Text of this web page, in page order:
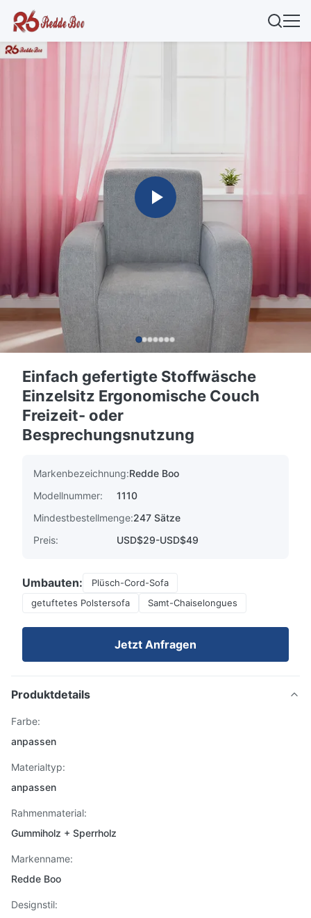
Einfach gefertigte Stoffwäsche
Einzelsitz Ergonomische Couch
Freizeit- oder
Besprechungsnutzung
Markenbezeichnung:Redde Boo
Modellnummer:
1110
Mindestbestellmenge:247 Sätze
Preis:
USD$29-USD$49
Umbauten:
Plüsch-Cord-Sofa
getuftetes Polstersofa
Samt-Chaiselongues
Jetzt Anfragen
Produktdetails
Farbe:
anpassen
Materialtyp:
anpassen
Rahmenmaterial:
Gummiholz ​​+ Sperrholz
Markenname:
Redde Boo
Designstil: